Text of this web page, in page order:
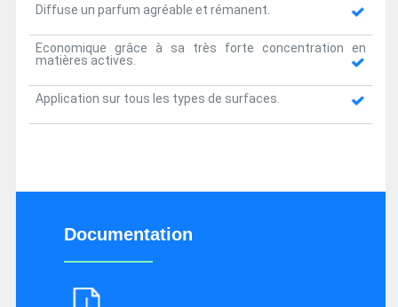
Diffuse un parfum agréable et rémanent.
Economique grâce à sa très forte concentration en
matières actives.
Application sur tous les types de surfaces.
Documentation